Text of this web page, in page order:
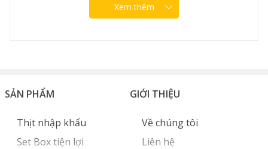
Bò Wagyu Mỹ được cho ăn với thời gian gấp 3 lần công nghệ
Xem thêm
SẢN PHẨM
Thịt nhập khẩu
Set Box tiện lợi
GIỚI THIỆU
Về chúng tôi
Liên hệ